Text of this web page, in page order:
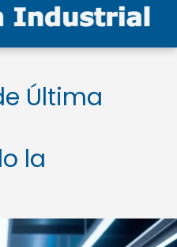
Última
la